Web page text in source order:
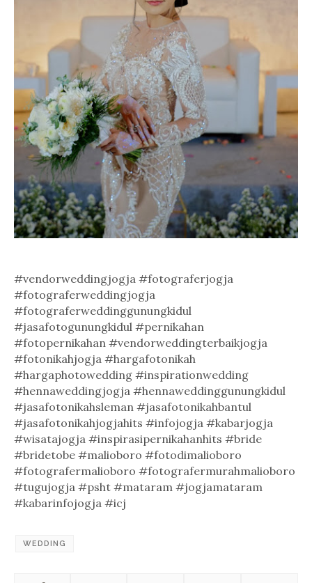
#vendorweddingjogja #fotograferjogja
#fotograferweddingjogja
#fotograferweddinggunungkidul
#jasafotogunungkidul #pernikahan
#fotopernikahan #vendorweddingterbaikjogja
#fotonikahjogja #hargafotonikah
#hargaphotowedding #inspirationwedding
#hennaweddingjogja #hennaweddinggunungkidul
#jasafotonikahsleman #jasafotonikahbantul
#jasafotonikahjogjahits #infojogja #kabarjogja
#wisatajogja #inspirasipernikahanhits #bride
#bridetobe #malioboro #fotodimalioboro
#fotografermalioboro #fotografermurahmalioboro
#tugujogja #psht #mataram #jogjamataram
#kabarinfojogja #icj
WEDDING